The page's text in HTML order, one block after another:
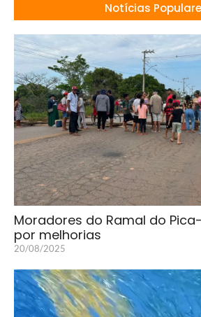
Notícias
Moradores do Ramal do
por melhorias
20/08/2025